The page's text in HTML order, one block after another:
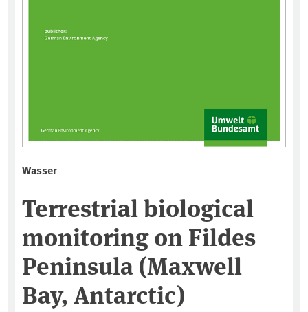
Wasser
Terrestrial biological
monitoring on Fildes
Peninsula (Maxwell
Bay, Antarctic)